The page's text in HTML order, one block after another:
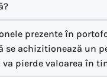
prezente în
se achizitionează un
va pierde valoarea în